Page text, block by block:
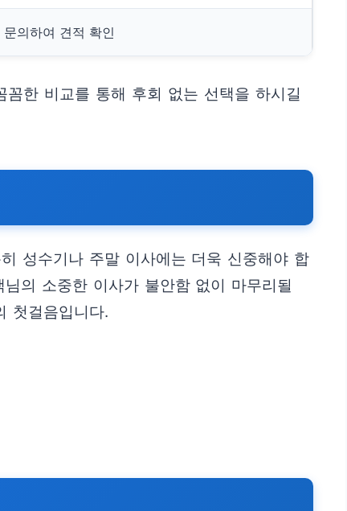
의하여 견적 확인
한 비교를 통해 후회 없는 선택을 하시길
성수기나 주말 이사에는 더욱 신중해야 합
의 소중한 이사가 불안함 없이 마무리될
첫걸음입니다.